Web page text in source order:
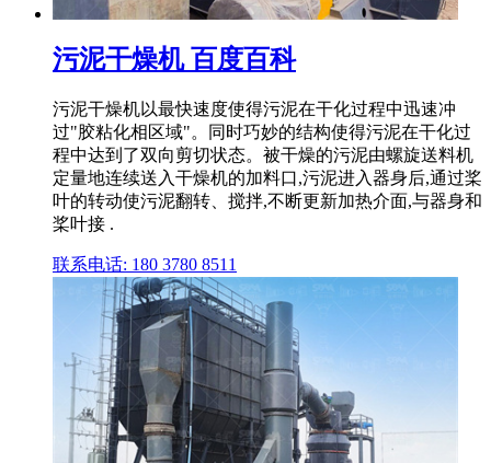
污泥干燥机 百度百科
污泥干燥机以最快速度使得污泥在干化过程中迅速冲
过"胶粘化相区域"。同时巧妙的结构使得污泥在干化过
程中达到了双向剪切状态。被干燥的污泥由螺旋送料机
定量地连续送入干燥机的加料口,污泥进入器身后,通过桨
叶的转动使污泥翻转、搅拌,不断更新加热介面,与器身和
桨叶接 .
联系电话: 180 3780 8511